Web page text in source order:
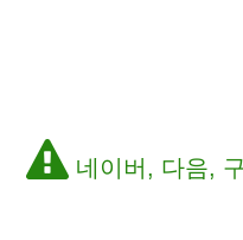
네이버, 다음,